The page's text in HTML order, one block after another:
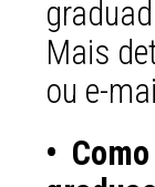
Mais
ou e-
•